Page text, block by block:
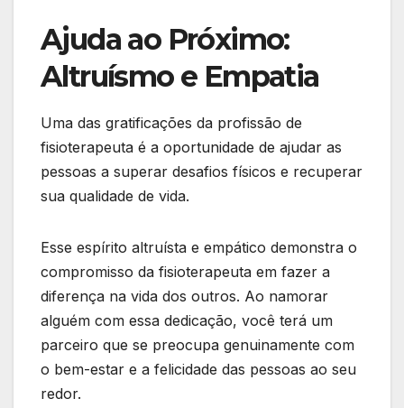
Ajuda ao Próximo:
Altruísmo e Empatia
Uma das gratificações da profissão de
fisioterapeuta é a oportunidade de ajudar as
pessoas a superar desafios físicos e recuperar
sua qualidade de vida.
Esse espírito altruísta e empático demonstra o
compromisso da fisioterapeuta em fazer a
diferença na vida dos outros. Ao namorar
alguém com essa dedicação, você terá um
parceiro que se preocupa genuinamente com
o bem-estar e a felicidade das pessoas ao seu
redor.